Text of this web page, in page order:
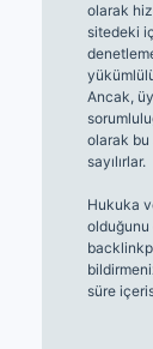
olarak
sitedeki
Ancak,
olarak bu
sayılırlar.
Hukuka
süre